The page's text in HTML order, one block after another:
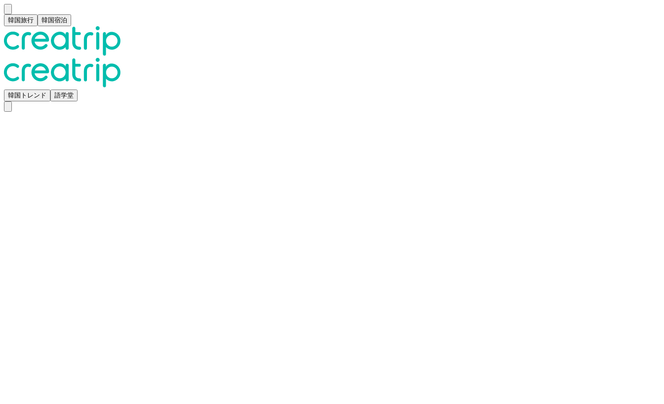
韓国旅行 韓国宿泊
韓国トレンド 語学堂